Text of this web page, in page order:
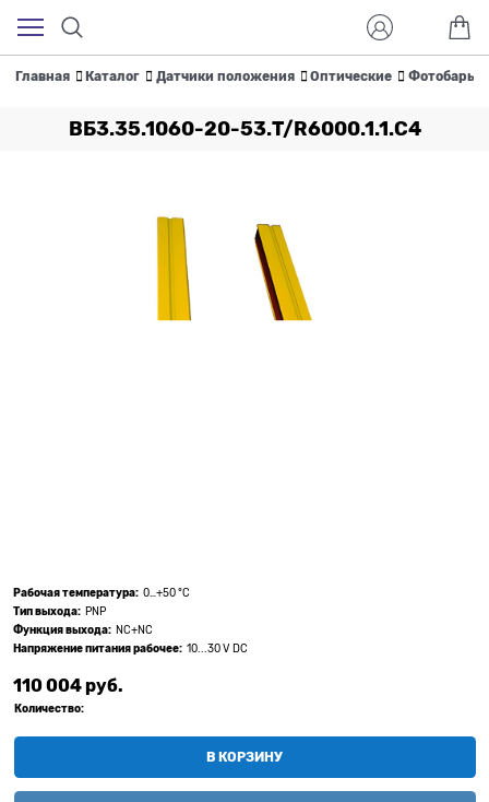
Главная Каталог Датчики положения Оптические
ВБ3.35.1060-20-53.T/R6000.1.1.С4
Рабочая температура: 0…+50 °C
Тип выхода: PNP
Функция выхода: NC+NC
Напряжение питания рабочее: 10...30 V DC
110 004 руб.
Количество:
В КОРЗИНУ